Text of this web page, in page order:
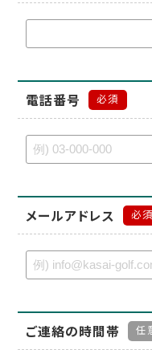
電話番号 必須
メールアドレス 必須
ご連絡の時間帯 任